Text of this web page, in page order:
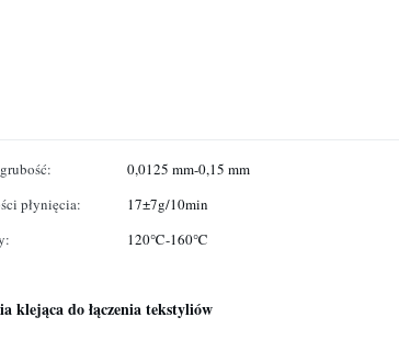
0,0125 mm-0,15 mm
płynięcia:
17±7g/10min
120℃-160℃
klejąca do łączenia tekstyliów